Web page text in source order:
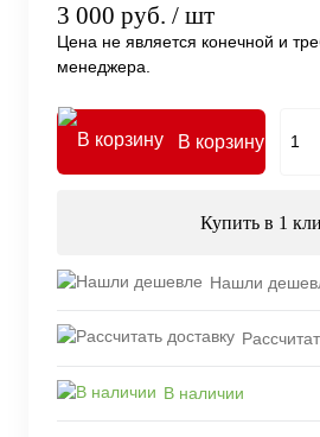
3 000 руб. / шт
Цена не является конечной и
менеджера.
В корзину
Купить в 1
Нашли
В наличии